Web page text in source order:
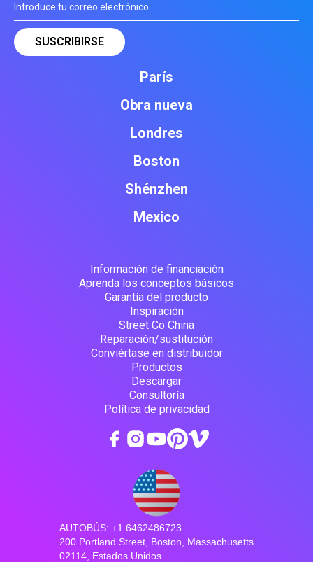
París
Obra nueva
Londres
Boston
Shénzhen
Mexico
Información de financiación
Aprenda los conceptos básicos
Garantía del producto
Inspiración
Street Co China
Reparación/sustitución
Conviértase en distribuidor
Productos
Descargar
Consultoría
Política de privacidad
AUTOBÚS: +1 6462486723
200 Portland Street, Boston, Massachusetts
02114, Estados Unidos